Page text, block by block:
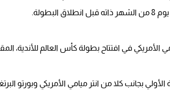
في افتتاح بطولة كأس العالم للأندية، المقرر لها 15 يونيو
بجانب كلا من انتر ميامي الأمريكي وبورتو